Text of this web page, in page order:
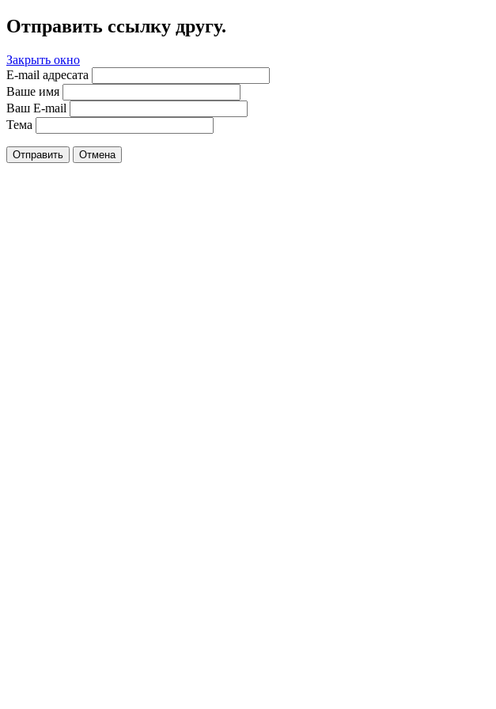
Отправить ссылку другу.
Закрыть окно
E-mail адресата
Ваше имя
Ваш E-mail
Тема
Отправить Отмена